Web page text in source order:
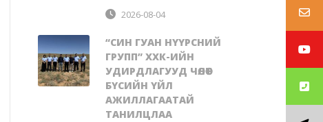
2026-08-04
“СИН ГУАН НҮҮРСНИЙ
ГРУПП” ХХК-ИЙН
УДИРДЛАГУУД ЧӨЛӨӨТ
БҮСИЙН ҮЙЛ
АЖИЛЛАГААТАЙ
ТАНИЛЦЛАА